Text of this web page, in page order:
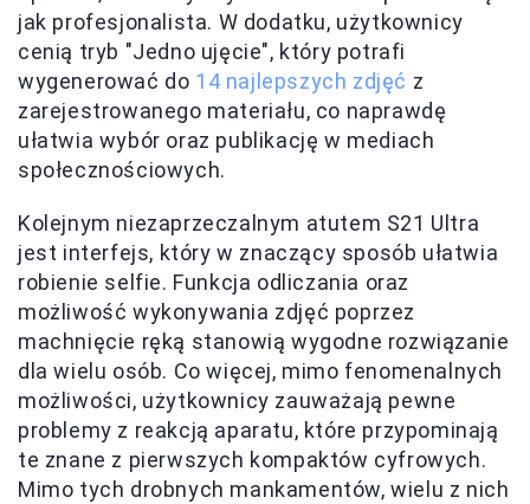
jak profesjonalista. W dodatku, użytkownicy
cenią tryb "Jedno ujęcie", który potrafi
wygenerować do 14 najlepszych zdjęć z
zarejestrowanego materiału, co naprawdę
ułatwia wybór oraz publikację w mediach
społecznościowych.
Kolejnym niezaprzeczalnym atutem S21 Ultra
jest interfejs, który w znaczący sposób ułatwia
robienie selfie. Funkcja odliczania oraz
możliwość wykonywania zdjęć poprzez
machnięcie ręką stanowią wygodne rozwiązanie
dla wielu osób. Co więcej, mimo fenomenalnych
możliwości, użytkownicy zauważają pewne
problemy z reakcją aparatu, które przypominają
te znane z pierwszych kompaktów cyfrowych.
Mimo tych drobnych mankamentów, wielu z nich